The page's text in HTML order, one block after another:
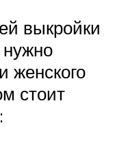
выкройки
нужно
женского
стоит